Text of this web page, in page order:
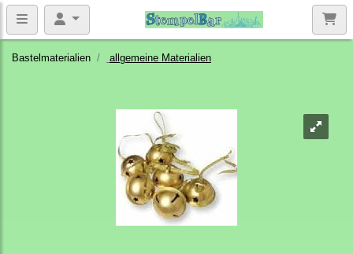
Bastelmaterialien allgemeine Materialien